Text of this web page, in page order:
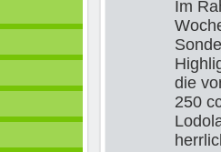
Im
die
250